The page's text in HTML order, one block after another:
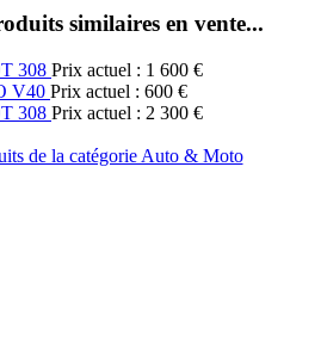
similaires en vente...
Prix actuel : 1 600 €
Prix actuel : 600 €
Prix actuel : 2 300 €
de la catégorie Auto & Moto